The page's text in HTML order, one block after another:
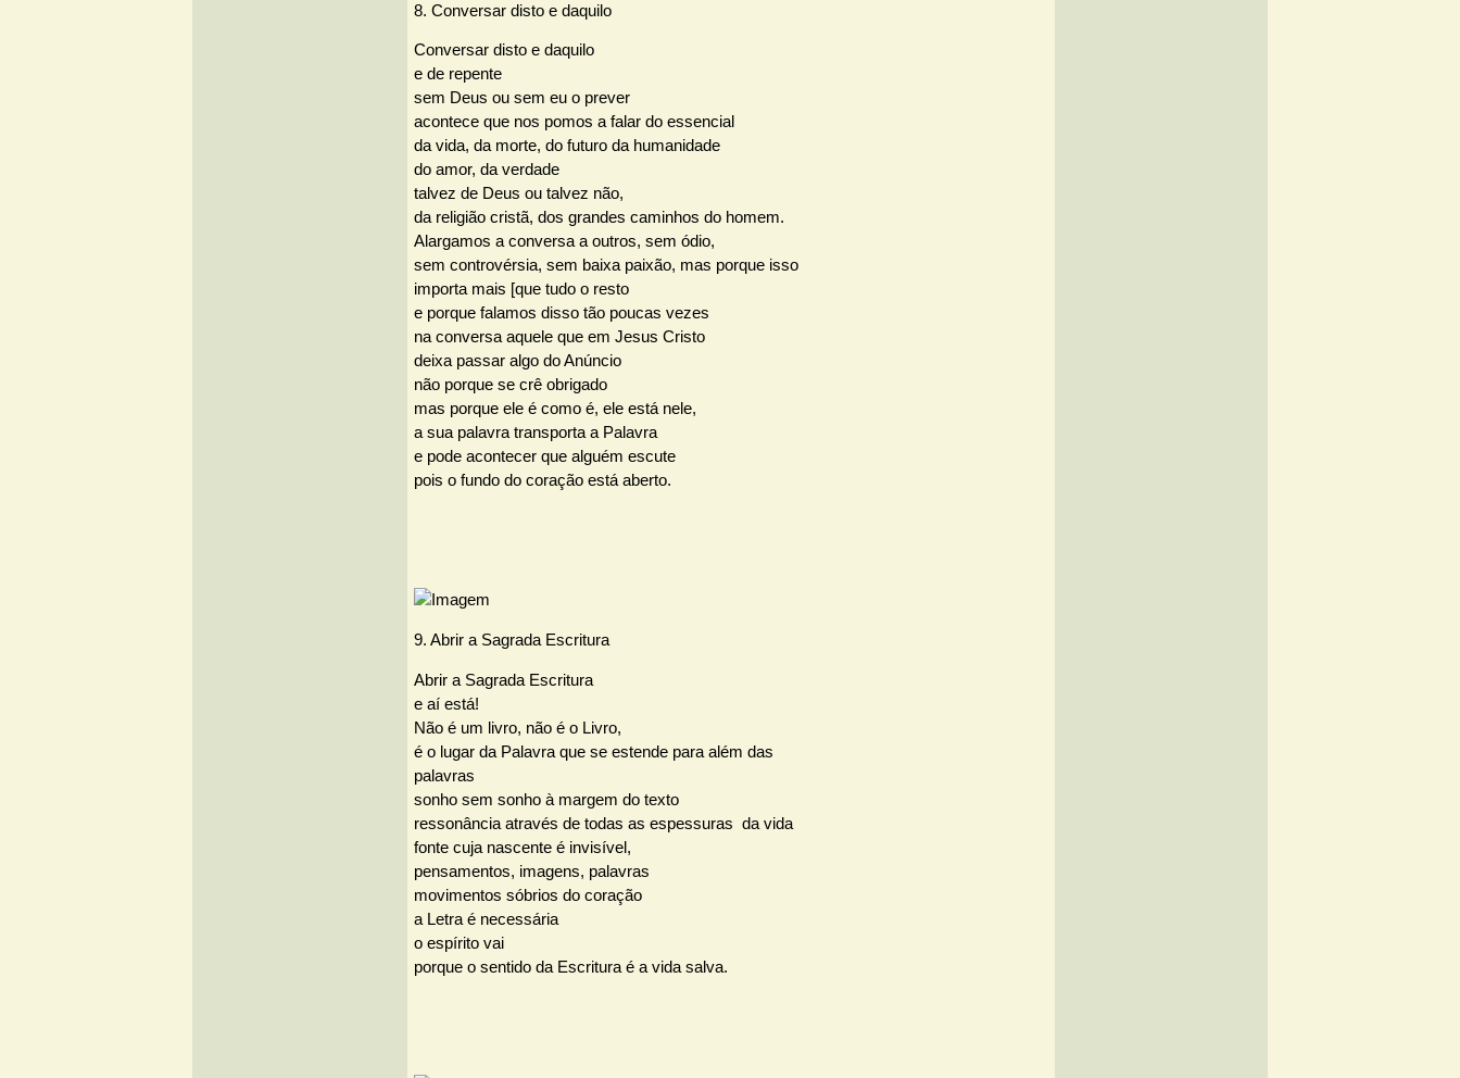
8. Conversar disto e daquilo
Conversar disto e daquilo
e de repente
sem Deus ou sem eu o prever
acontece que nos pomos a falar do essencial
da vida, da morte, do futuro da humanidade
do amor, da verdade
talvez de Deus ou talvez não,
da religião cristã, dos grandes caminhos do homem.
Alargamos a conversa a outros, sem ódio,
sem controvérsia, sem baixa paixão, mas porque isso
importa mais [que tudo o resto
e porque falamos disso tão poucas vezes
na conversa aquele que em Jesus Cristo
deixa passar algo do Anúncio
não porque se crê obrigado
mas porque ele é como é, ele está nele,
a sua palavra transporta a Palavra
e pode acontecer que alguém escute
pois o fundo do coração está aberto.
9. Abrir a Sagrada Escritura
Abrir a Sagrada Escritura
e aí está!
Não é um livro, não é o Livro,
é o lugar da Palavra que se estende para além das
palavras
sonho sem sonho à margem do texto
ressonância através de todas as espessuras da vida
fonte cuja nascente é invisível,
pensamentos, imagens, palavras
movimentos sóbrios do coração
a Letra é necessária
o espírito vai
porque o sentido da Escritura é a vida salva.